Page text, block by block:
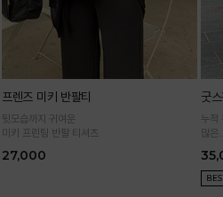
프렌즈 미키 반팔티
뒷모습까지 귀여운
미키 프린팅 반팔 티셔츠
27,000
굿
누적
많은